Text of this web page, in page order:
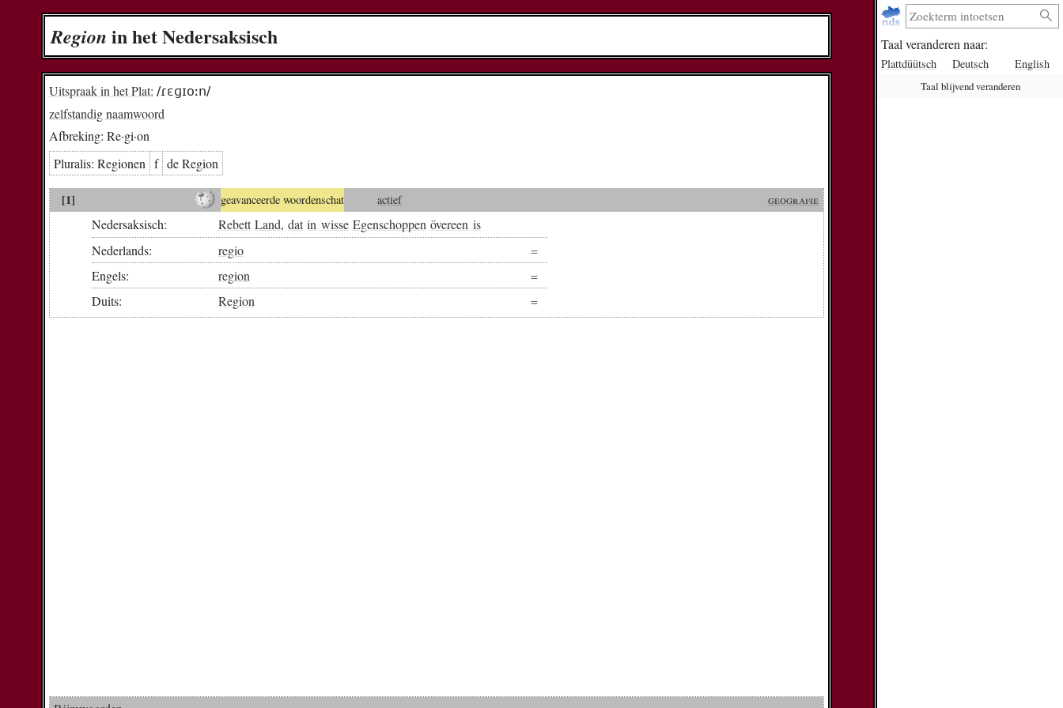
Taal veranderen naar:
Plattdüütsch Deutsch English
Taal blijvend veranderen
Re­gi­on in het Nedersaksisch
Uitspraak in het Plat: /ɾɛɡɪoːn/
zelfstandig naamwoord
Afbreking: Re·gi·on
Pluralis: Re­gi­o­nen f de Re­gi­on
[1] geavanceerde woordenschat actief geografie
Nedersaksisch: Rebett Land,dat in wisse Egenschoppen övereen is
Nederlands:
regio
Engels:
region
Duits:
Region